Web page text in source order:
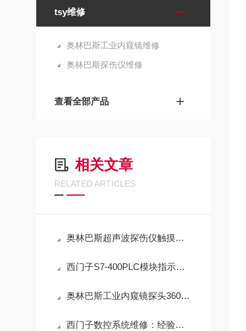
tsy维修
奥林巴斯工业内窥镜维修
奥林巴斯探伤仪维修
查看全部产品
相关文章
RELATED ARTICLES
奥林巴斯超声波探伤仪触摸点击失灵维修解决方法
西门子S7-400PLC模块指示灯全部都闪不启动（包修好）
奥林巴斯工业内窥镜探头360度转动没反应常见故障修理
西门子数控系统维修：经验丰富的工程师团队，解决您的设备问题